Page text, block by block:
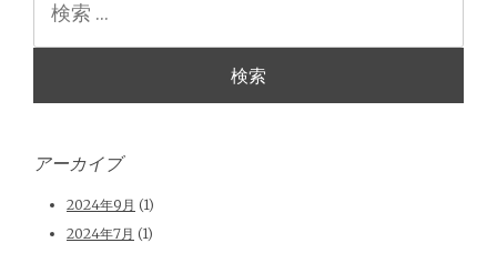
アーカイブ
2024年9月 (1)
2024年7月 (1)